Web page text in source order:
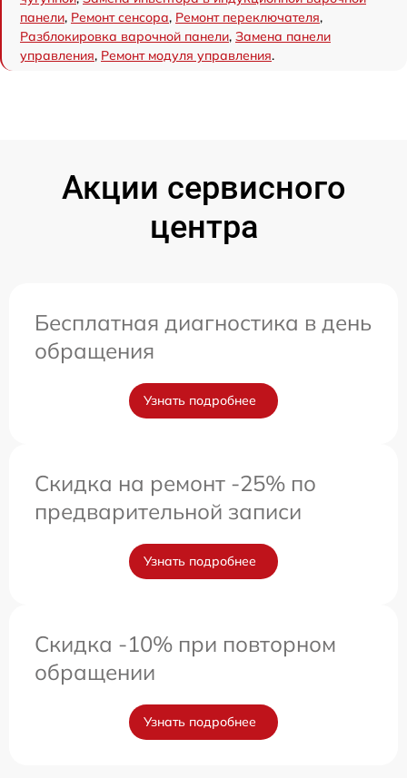
панели, Ремонт сенсора, Ремонт переключателя,
Разблокировка варочной панели, Замена панели
управления, Ремонт модуля управления.
Акции сервисного
центра
Бесплатная диагностика в день
обращения
Узнать подробнее
Скидка на ремонт -25% по
предварительной записи
Узнать подробнее
Скидка -10% при повторном
обращении
Узнать подробнее